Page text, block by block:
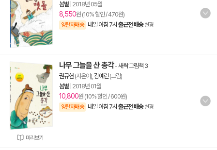
봄볕 2018년 05월
8,550원 (10% 할인 / 470원)
양탄자배송 내일 아침 7시 출근전 배송 변경
미리보기
나무 그늘을 산 총각-새싹 그림책 3
권규헌 (지은이), 김예린 (그림)
봄볕 2018년 01월
10,800원 (10% 할인 / 600원)
양탄자배송 내일 아침 7시 출근전 배송 변경